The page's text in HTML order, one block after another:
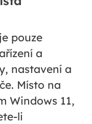
pouze
a
nastavení a
Místo na
Windows 11,
li